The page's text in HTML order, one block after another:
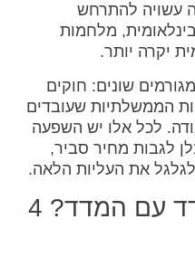
עשויה להתרחש
מלחמות
יקרה יותר.
שונים: חוקים
הממשלתיות שעובדים
לכל אלו יש השפעה
לגבות מחיר סביר,
את העליות הלאה.
איך אפשר להתמודד עם המדד? 4